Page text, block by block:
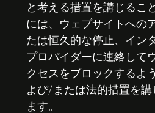
と考える措置を講じるこ
には、ウェブサイトへの
たは恒久的な停止、イン
プロバイダーに連絡して
クセスをブロックするよ
よび/または法的措置を
ます。